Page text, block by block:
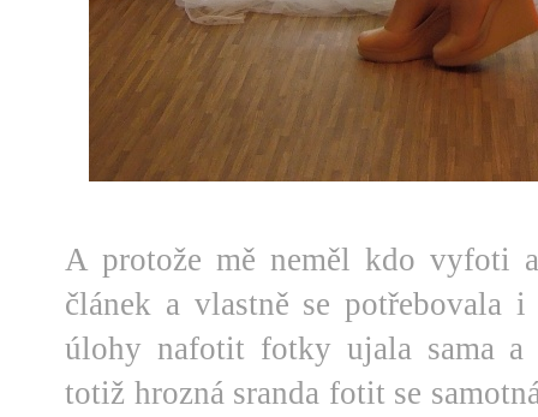
A protože mě neměl kdo vyfoti
článek a vlastně se potřebovala
úlohy nafotit fotky ujala sama a
totiž hrozná sranda fotit se